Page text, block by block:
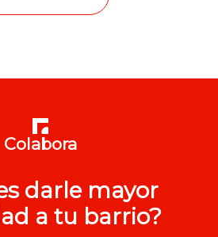
Colabora
darle mayor
a tu barrio?